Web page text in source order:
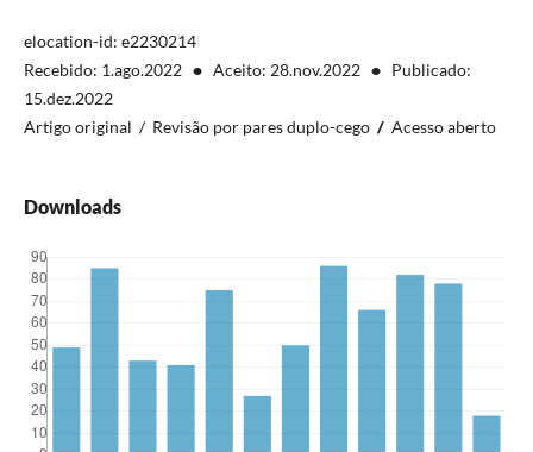
elocation-id: e2230214
Recebido: 1.ago.2022 • Aceito: 28.nov.2022 • Publicado:
15.dez.2022
Artigo original / Revisão por pares duplo-cego/Acesso aberto
Downloads